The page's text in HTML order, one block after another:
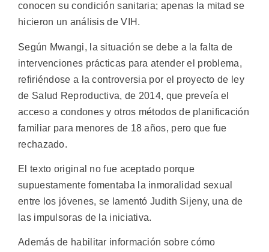
conocen su condición sanitaria; apenas la mitad se
hicieron un análisis de VIH.
Según Mwangi, la situación se debe a la falta de
intervenciones prácticas para atender el problema,
refiriéndose a la controversia por el proyecto de ley
de Salud Reproductiva, de 2014, que preveía el
acceso a condones y otros métodos de planificación
familiar para menores de 18 años, pero que fue
rechazado.
El texto original no fue aceptado porque
supuestamente fomentaba la inmoralidad sexual
entre los jóvenes, se lamentó Judith Sijeny, una de
las impulsoras de la iniciativa.
Además de habilitar información sobre cómo